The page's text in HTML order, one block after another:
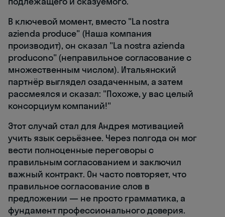
В ключевой момент, вместо "La nostra
azienda produce" (Наша компания
производит), он сказал "La nostra azienda
producono" (неправильное согласование с
множественным числом). Итальянский
партнёр выглядел озадаченным, а затем
рассмеялся и сказал: "Похоже, у вас целый
консорциум компаний!"
Этот случай стал для Андрея мотивацией
учить язык серьёзнее. Через полгода он мог
вести полноценные переговоры с
правильным согласованием и заключил
важный контракт. Он часто повторяет, что
правильное согласование слов в
предложении — не просто грамматика, а
фундамент профессионального доверия.